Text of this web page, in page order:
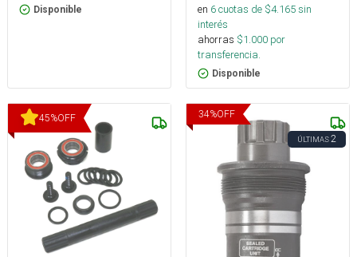
Disponible en 6cuotas de $4.165sin
interés
ahorras $1.000 por
transferencia.
Disponible
45%OFF 34%OFF
ÚLTIMAS2